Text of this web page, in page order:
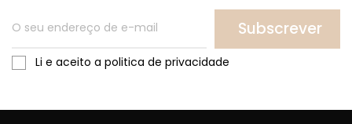
Subscrever
Li e aceito a politica de privacidade